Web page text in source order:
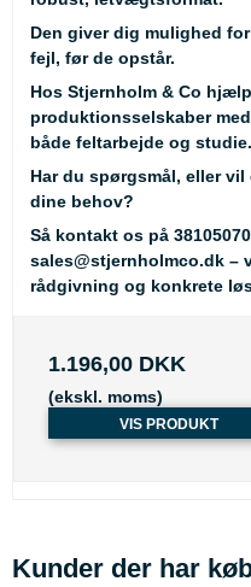
Den giver dig mulighed
fejl, før de opstår.
Hos Stjernholm & Co
produktionsselskaber
både feltarbejde og studie.
Har du spørgsmål, eller vil
dine behov?
Så kontakt os på 38105070
sales@stjernholmco.dk –
rådgivning og konkrete
1.196,00 DKK
(ekskl. moms)
VIS PRODUKT
Kunder der har